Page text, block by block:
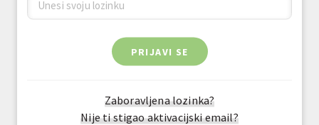
PRIJAVI SE
Zaboravljena lozinka?
Nije ti stigao aktivacijski email?